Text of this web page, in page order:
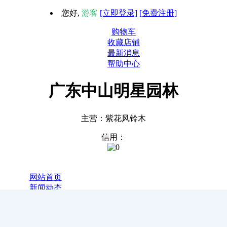
您好, 游客 [立即登录] [免费注册]
购物车
收藏店铺
最新消息
帮助中心
广东中山明星园林
主营：紫花风铃木
信用：
网站首页
新闻动态